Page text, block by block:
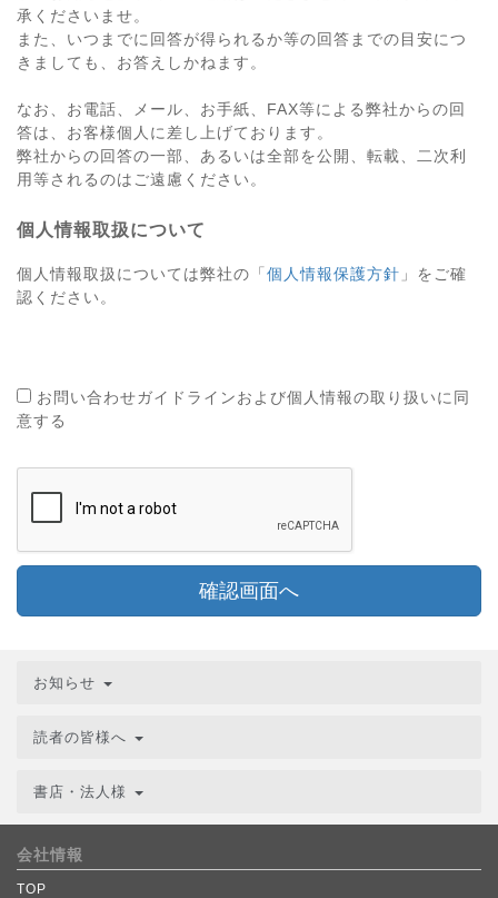
承くださいませ。
また、いつまでに回答が得られるか等の回答までの目安につ
きましても、お答えしかねます。
なお、お電話、メール、お手紙、FAX等による弊社からの回
答は、お客様個人に差し上げております。
弊社からの回答の一部、あるいは全部を公開、転載、二次利
用等されるのはご遠慮ください。
個人情報取扱について
個人情報取扱については弊社の「 個人情報保護方針 」をご確
認ください。
お問い合わせガイドラインおよび個人情報の取り扱いに同
意する
確認画面へ
お知らせ
読者の皆様へ
書店・法人様
会社情報
TOP